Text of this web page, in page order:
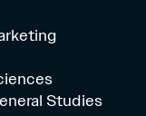
Studies